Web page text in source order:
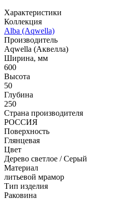
Характеристики
Коллекция
Alba (Aqwella)
Производитель
Aqwella (Аквелла)
Ширина, мм
600
Высота
50
Глубина
250
Страна производителя
РОССИЯ
Поверхность
Глянцевая
Цвет
Дерево светлое / Серый
Материал
литьевой мрамор
Тип изделия
Раковина